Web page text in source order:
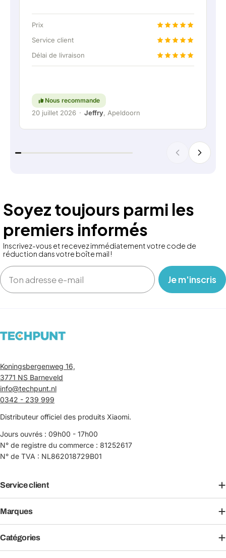
partagée. Après avoir convenu de la livraison, on
m'a même proposé gratuitement une connexion
fixe pour pouvoir raccorder la batterie
super, évidemment. En bref : une entreprise très
Prix
Service client
Délai de livraison
Nous recommande
20 juillet 2026 · Jeffry, Apeldoorn
Soyez toujours parmi les
premiers informés
Inscrivez-vous et recevez immédiatement votre code de
réduction dans votre boîte mail !
Email
‎ ‎ ‎ Je m'inscris ‎ ‎ ‎
Koningsbergenweg 16,
3771 NS Barneveld
info@techpunt.nl
0342 - 239 999
Distributeur officiel des produits Xiaomi.
Jours ouvrés : 09h00 - 17h00
N° de registre du commerce : 81252617
N° de TVA : NL862018729B01
Service client
Marques
Catégories